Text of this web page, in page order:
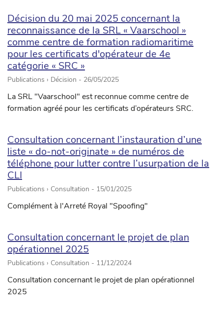
Décision du 20 mai 2025 concernant la
reconnaissance de la SRL « Vaarschool »
comme centre de formation radiomaritime
pour les certificats d'opérateur de 4e
catégorie « SRC »
Publications › Décision - 26/05/2025
La SRL "Vaarschool" est reconnue comme centre de
formation agréé pour les certificats d’opérateurs SRC.
Consultation concernant l’instauration d’une
liste « do-not-originate » de numéros de
téléphone pour lutter contre l’usurpation de la
CLI
Publications › Consultation - 15/01/2025
Complément à l'Arreté Royal "Spoofing"
Consultation concernant le projet de plan
opérationnel 2025
Publications › Consultation - 11/12/2024
Consultation concernant le projet de plan opérationnel
2025